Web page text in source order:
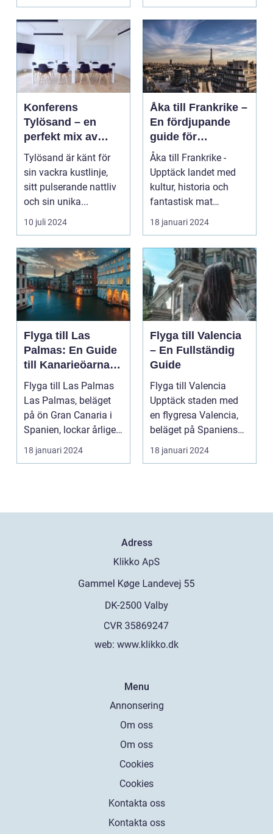
Konferens
Tylösand – en
perfekt mix av
affär och nöje
Tylösand är känt för
sin vackra kustlinje,
sitt pulserande nattliv
och sin unika...
10 juli 2024
Åka till Frankrike –
En fördjupande
guide för
resenärer
Åka till Frankrike -
Upptäck landet med
kultur, historia och
fantastisk mat
Frankrike är ett land
s...
18 januari 2024
Flyga till Las
Palmas: En Guide
till Kanarieöarnas
Pärla
Flyga till Las Palmas
Las Palmas, beläget
på ön Gran Canaria i
Spanien, lockar årligen
miljontals b...
18 januari 2024
Flyga till Valencia
– En Fullständig
Guide
Flyga till Valencia
Upptäck staden med
en flygresa Valencia,
beläget på Spaniens
östkust, är en fä...
18 januari 2024
Adress
web: www.klikko.dk
Menu
Annonsering
Om oss
Om oss
Cookies
Cookies
Kontakta oss
Kontakta oss